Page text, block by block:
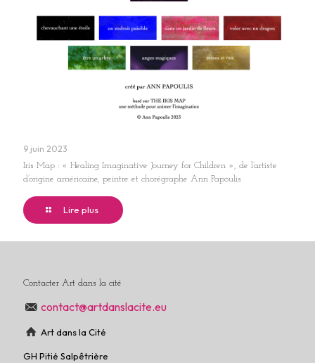
9 juin 2023
Iris Map : « Healing Imaginative Journey for Children », de l’artiste
d’origine américaine, peintre et chorégraphe Ann Papoulis
Lire plus
Contacter Art dans la cité
contact@artdanslacite.eu
Art dans la Cité
GH Pitié Salpêtrière